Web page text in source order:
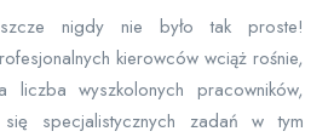
nigdy nie było tak proste!
kierowców wciąż rośnie,
liczba wyszkolonych pracowników,
specjalistycznych zadań w tym